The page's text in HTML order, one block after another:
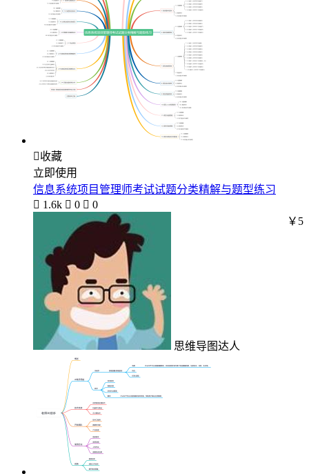
收藏
立即使用
信息系统项目管理师考试试题分类精解与题型练习
 1.6k  0  0
思维导图达人
￥5